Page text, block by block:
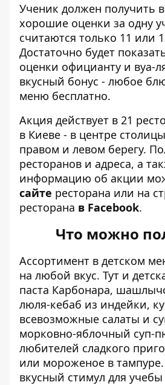
Ученик должен получить
хорошие оценки за одну
считаются только 11 или
Достаточно будет
оценки официанту и вуа-
вкусный бонус - любое
меню бесплатно.
Акция действует в 21
в Киеве - в центре
правом и левом берегу.
ресторанов и адреса, а
информацию об акции
сайте ресторана или на
ресторана в Facebook.
Что можно
Ассортимент в детском
на любой вкус. Тут и
паста Карбонара,
люля-кебаб из индейки,
всевозможные салаты и
морковно-яблочный суп-
любителей сладкого
или мороженое в
вкусный стимул для